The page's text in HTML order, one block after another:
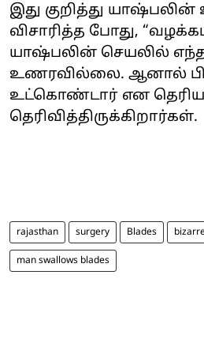
இது குறித்து யாஷ்பலின்
விசாரித்த போது,
யாஷ்பலின் செயலில்
உணரவில்லை. ஆனால்
உட்கொண்டார் என
தெரிவித்திருக்கிறார்கள்.
rajasthan surgery Blades
man swallows blades